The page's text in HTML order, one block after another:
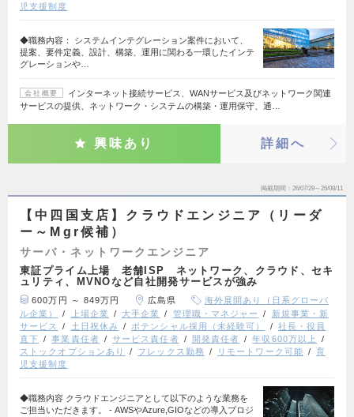
児支援制度
◆職務内容： システムインテグレーション案件において、
提案、要件定義、設計、構築、運用に関わる一環したインテ
グレーションや…
会社概要
インターネット接続サービス、WANサービス及びネットワーク関連
サービスの提供、ネットワーク・システムの構築・運用保守、通…
興味あり 詳細へ
掲載期間 26/07/29～26/08/11
【中四国支店】クラウドエンジニア（リーダ
ー～Mgr候補）
サーバ・ネットワークエンジニア
東証プライム上場 老舗ISP ネットワーク、クラウド、セキ
ュリティ、MVNOなど自社開発サービスが強み
600万円 ～ 849万円 広島県
海外展開あり（日系グローバ
ル企業）
上場企業 大手企業 管理職・マネジャー
新規事業・新
サービス
土日祝休み ポテンシャル採用（未経験可）
社長・役員
直下
事業責任者 サービス責任者 開発責任者
年収600万以上
ストックオプションあり
フレックス勤務 リモートワーク可能
育
児支援制度
◆職務内容 クラウドエンジニアとして以下のような業務を
ご担当いただきます。 - AWSやAzure,GIOなどの導入プロジ